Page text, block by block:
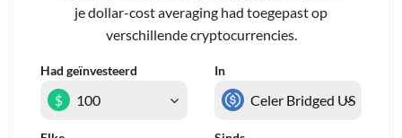
je dollar-cost averaging had toegepast op
verschillende cryptocurrencies.
Had geïnvesteerd In
$